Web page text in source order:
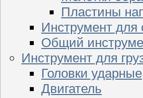
Пластины
Инструмент для
Общий
Инструмент для
Головки ударные
Двигатель